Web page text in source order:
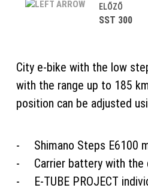
ELŐZŐ
SST 300
City e-bike with the low
with the range up to 185
position can be adjusted
Shimano Steps E6100
Carrier battery with
E-TUBE PROJECT